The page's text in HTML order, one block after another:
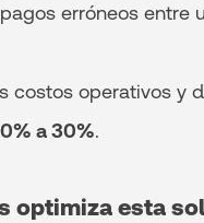
erróneos entre
operativos y
a 30%.
optimiza esta